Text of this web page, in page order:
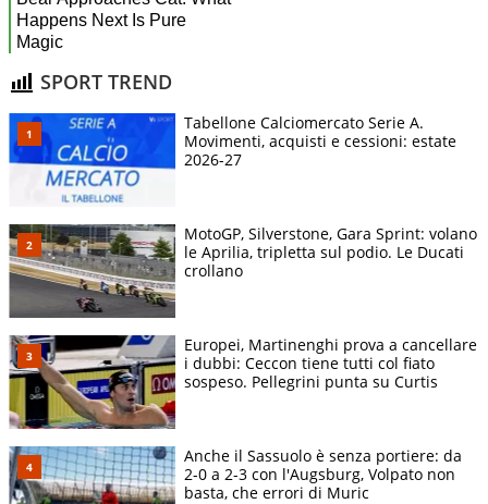
SPORT TREND
Tabellone Calciomercato Serie A.
Movimenti, acquisti e cessioni: estate
2026-27
MotoGP, Silverstone, Gara Sprint: volano
le Aprilia, tripletta sul podio. Le Ducati
crollano
Europei, Martinenghi prova a cancellare
i dubbi: Ceccon tiene tutti col fiato
sospeso. Pellegrini punta su Curtis
Anche il Sassuolo è senza portiere: da
2-0 a 2-3 con l'Augsburg, Volpato non
basta, che errori di Muric